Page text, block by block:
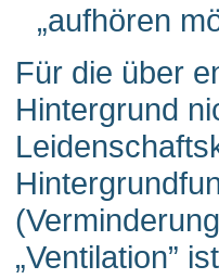
„aufhören
Für die über
Hintergrund
„Ventilation”